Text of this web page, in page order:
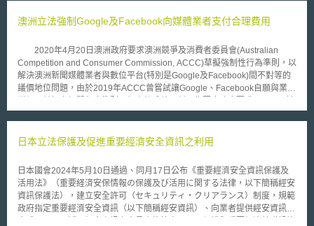
整合醫療照護、專案管理的資料分享 HIPAA原先僅允許受規範機關在醫
療照護或專案管理。官方傾向修法讓醫療照護或專案管理成為允許揭露PHI
的情形。同時，也希望修法讓PHI的取得更具時效性，以利於病歷在受規範
對象間的流通。 （二）推動親友參與解決當事人鴉片類藥物成癮和精神疾
病問題 HIPAA允許受規範對象在特定條件下，向照護者（Caregiver）
揭露PHI，包含緊急狀況，也包含嚴重的精神疾病。然而，許多受規範對象
醫療照護和專案管理的發展。目前官方尚未研擬出具體改善方法，希望外界
下，受規範對象或其商業夥伴應提供近六年內與PHI相關的會計資料。然
份會計資料，因而造成龐大負擔。官方擬修法，只提供當事人「存取報告」
（Access Report），該報告會載明誰曾經存取電子紀錄。 （四）隱私權行
為通知（Notice of Privacy Practices） 受規範對象在許多狀況下，需
取得當事人隱私權行為通知的書面同意書，這次的修法希望可以減少書面同
意，以利於受規範對象發展整合醫療照護。
澳洲立法強制Google及Facebook向媒體業者支付合理費用
2020年4月20日澳洲政府要求澳洲競爭及消費者委員會(Australian
Competition and Consumer Commission, ACCC)草擬強制性行為準則，以
解決澳洲新聞媒體業者與數位平台(特別是Google及Facebook)間不對等的
議價地位問題，由於2019年ACCC曾嘗試讓Google、Facebook自願與業者
同年7月31日公布一份行為準則草案，「2020年修正草案—新聞媒體與數位
AND DIGITAL PLATFORMS MANDATORY BARGAINING CODE) BILL
新聞內容的合理費用，請求費用的媒體公司至少須符合最低的編輯專業標
準，並保持編輯獨立性，且每年營收須超過15萬澳元。雖然目前草案只適用
於Google及Facebook，但未來也可能有其他數位平台列入適用範圍。
澳洲財政部長Josh Frydenberg表示，此準則設立的目的，是為了保護媒體
公司著作內容的原創性，並確保業者能獲得合理的報酬，若Google及
日本立法保護及促進重要經濟安全資訊之利用
日本國會2024年5月10日通過、同月17日公布《重要經濟安全資訊保護及
活用法》（重要経済安保情報の保護及び活用に関する法律，以下簡稱經安
資訊保護法），建立安全許可（セキュリティ・クリアランス）制度，規範
政府指定重要經濟安全資訊（以下簡稱經安資訊）、向業者提供經安資訊之